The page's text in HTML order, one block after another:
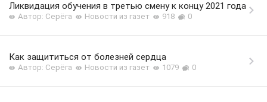
Ликвидация обучения в третью смену к концу 2021 года
Автор: Серёга Новости из газет 918 0
Как защититься от болезней сердца
Автор: Серёга Новости из газет 1079 0